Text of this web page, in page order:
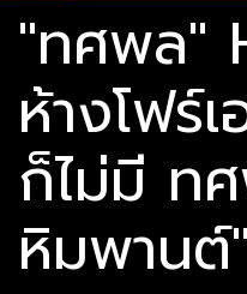
"ทศพล"
ห้างโฟร์
ก็ไม่มี ท
หิมพานต์"